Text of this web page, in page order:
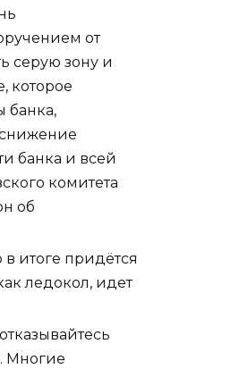
от
серую зону и
которое
банка,
банка и всей
комитета
об
итоге придётся
ледокол, идет
Многие